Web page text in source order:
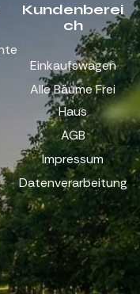
Kundenberei
ch
Einkaufswagen
Alle Bäume Frei
Haus
AGB
Impressum
Datenverarbeitung